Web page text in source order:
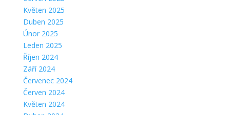
Květen 2025
Duben 2025
Únor 2025
Leden 2025
Říjen 2024
Září 2024
Červenec 2024
Červen 2024
Květen 2024